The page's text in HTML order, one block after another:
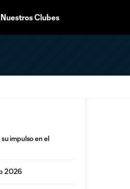
Nuestros Clubes
impulso en el
2026